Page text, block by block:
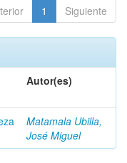
1 Siguiente
Autor(es)
Matamala Ubilla,
José Miguel